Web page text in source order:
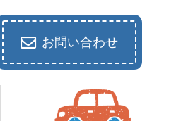
お問い合わせ